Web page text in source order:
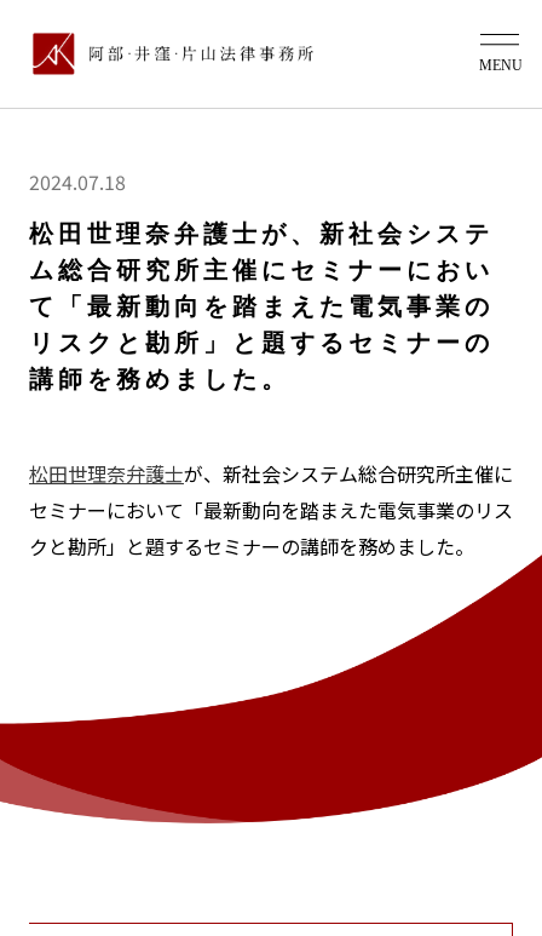
2024.07.18
松田世理奈弁護士が、新社会システ
ム総合研究所主催にセミナーにおい
て「最新動向を踏まえた電気事業の
リスクと勘所」と題するセミナーの
講師を務めました。
松田世理奈弁護士が、新社会システム総合研究所主催に
セミナーにおいて「最新動向を踏まえた電気事業のリス
クと勘所」と題するセミナーの講師を務めました。